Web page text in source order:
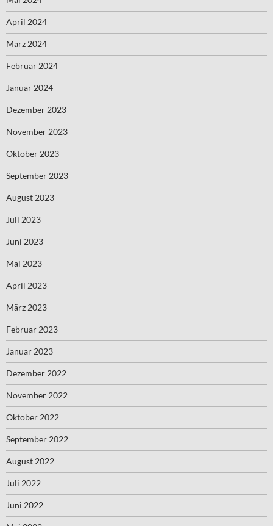
April 2024
März 2024
Februar 2024
Januar 2024
Dezember 2023
November 2023
Oktober 2023
September 2023
August 2023
Juli 2023
Juni 2023
Mai 2023
April 2023
März 2023
Februar 2023
Januar 2023
Dezember 2022
November 2022
Oktober 2022
September 2022
August 2022
Juli 2022
Juni 2022